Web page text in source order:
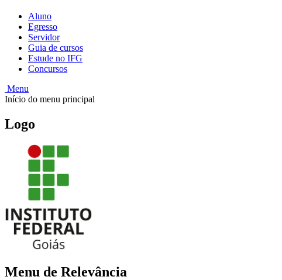
Aluno
Egresso
Servidor
Guia de cursos
Estude no IFG
Concursos
Menu
Início do menu principal
Logo
Menu de Relevância